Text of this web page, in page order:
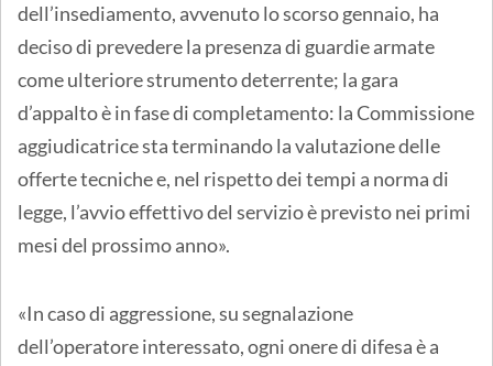
dell’insediamento, avvenuto lo scorso gennaio, ha
deciso di prevedere la presenza di guardie armate
come ulteriore strumento deterrente; la gara
d’appalto è in fase di completamento: la Commissione
aggiudicatrice sta terminando la valutazione delle
offerte tecniche e, nel rispetto dei tempi a norma di
legge, l’avvio effettivo del servizio è previsto nei primi
mesi del prossimo anno».
«In caso di aggressione, su segnalazione
dell’operatore interessato, ogni onere di difesa è a